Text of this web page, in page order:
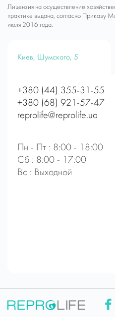
Лицензия на осуществление
практике выдана, согласно Приказу
июля 2016 года.
Киев, Шумского, 5
+380 (44) 355-31-55
+380 (68) 921-57-47
reprolife@reprolife.ua
Пн - Пт : 8:00 - 18:00
Сб : 8:00 - 17:00
Вс : Выходной